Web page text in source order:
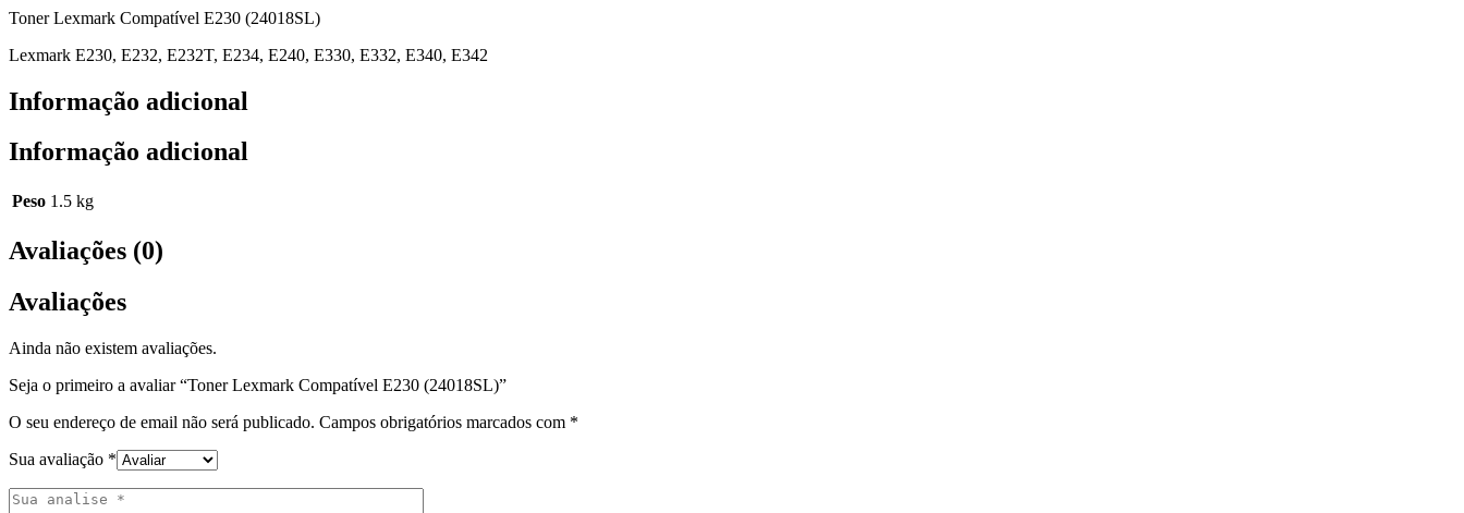
Toner Lexmark Compatível E230 (24018SL)
Lexmark E230, E232, E232T, E234, E240, E330, E332, E340, E342
Informação adicional
Informação adicional
Peso 1.5 kg
Avaliações (0)
Avaliações
Ainda não existem avaliações.
Seja o primeiro a avaliar “Toner Lexmark Compatível E230 (24018SL)”
O seu endereço de email não será publicado. Campos obrigatórios marcados com *
Sua avaliação *